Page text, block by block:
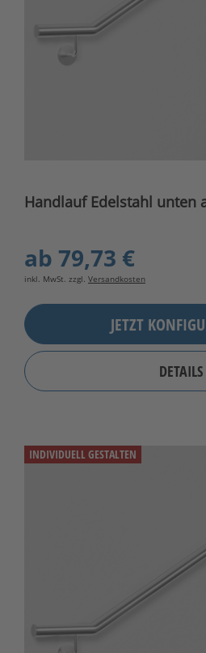
Handlauf Edelstahl unten
ab 79,73 €
inkl. MwSt. zzgl. Versandkosten
JETZT
DETAILS
INDIVIDUELL GESTALTEN